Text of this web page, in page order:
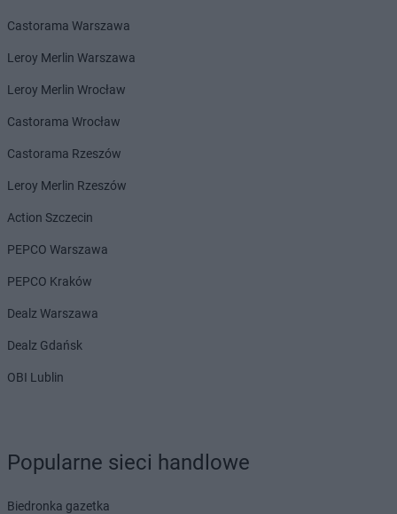
Castorama Warszawa
Leroy Merlin Warszawa
Leroy Merlin Wrocław
Castorama Wrocław
Castorama Rzeszów
Leroy Merlin Rzeszów
Action Szczecin
PEPCO Warszawa
PEPCO Kraków
Dealz Warszawa
Dealz Gdańsk
OBI Lublin
Popularne sieci handlowe
Biedronka gazetka